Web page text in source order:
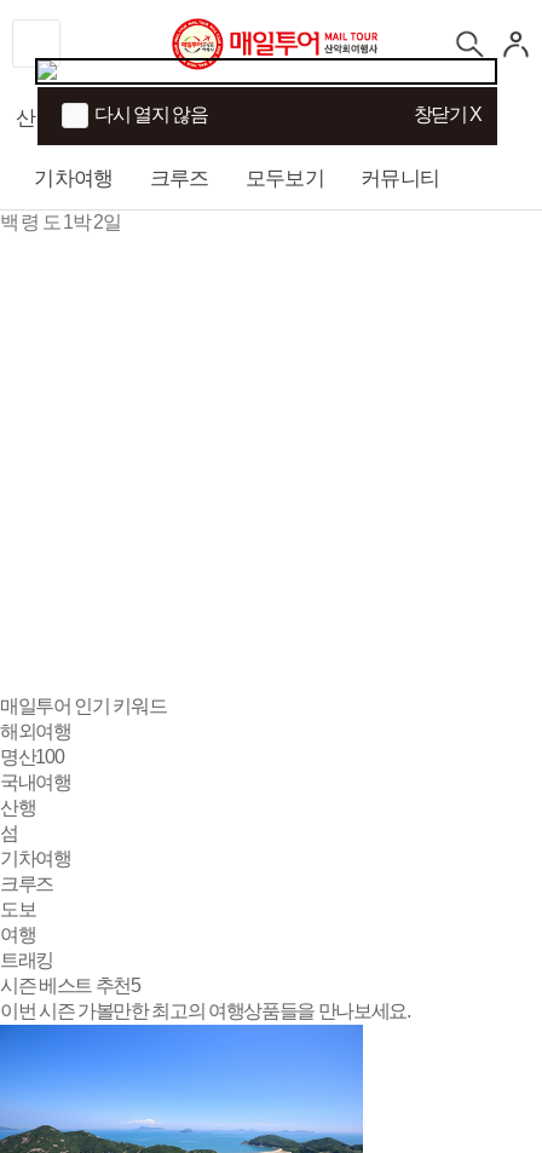
산행 섬/트래킹
기차여행 크루즈 모두보기 커뮤니티
백 령 도 1박 2일
매일투어 인기 키워드
해외여행
명산100
국내여행
산행
섬
기차여행
크루즈
도보
여행
트래킹
시즌 베스트 추천5
이번 시즌 가볼만한 최고의 여행상품들을 만나보세요.
다시 열지 않음 창닫기 X